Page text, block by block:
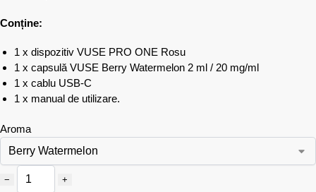
Conține:
1 x dispozitiv VUSE PRO ONE Rosu
1 x capsulă VUSE Berry Watermelon 2 ml / 20 mg/ml
1 x cablu USB-C
1 x manual de utilizare.
Aroma
− +